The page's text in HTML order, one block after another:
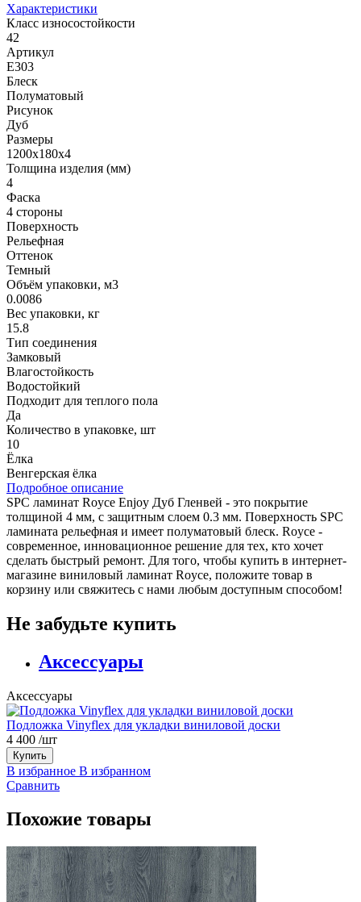
Характеристики
Класс износостойкости
42
Артикул
Е303
Блеск
Полуматовый
Рисунок
Дуб
Размеры
1200х180x4
Толщина изделия (мм)
4
Фаска
4 стороны
Поверхность
Рельефная
Оттенок
Темный
Объём упаковки, м3
0.0086
Вес упаковки, кг
15.8
Тип соединения
Замковый
Влагостойкость
Водостойкий
Подходит для теплого пола
Да
Количество в упаковке, шт
10
Ёлка
Венгерская ёлка
Подробное описание
SPC ламинат Royce Enjoy Дуб Гленвей - это покрытие
толщиной 4 мм, с защитным слоем 0.3 мм. Поверхность SPC
ламината рельефная и имеет полуматовый блеск. Royce -
современное, инновационное решение для тех, кто хочет
сделать быстрый ремонт. Для того, чтобы купить в интернет-
магазине виниловый ламинат Royce, положите товар в
корзину или свяжитесь с нами любым доступным способом!
Не забудьте купить
Аксессуары
Аксессуары
Подложка Vinyflex для укладки виниловой доски
4 400 /шт
Купить
В избранное В избранном
Сравнить
Похожие товары